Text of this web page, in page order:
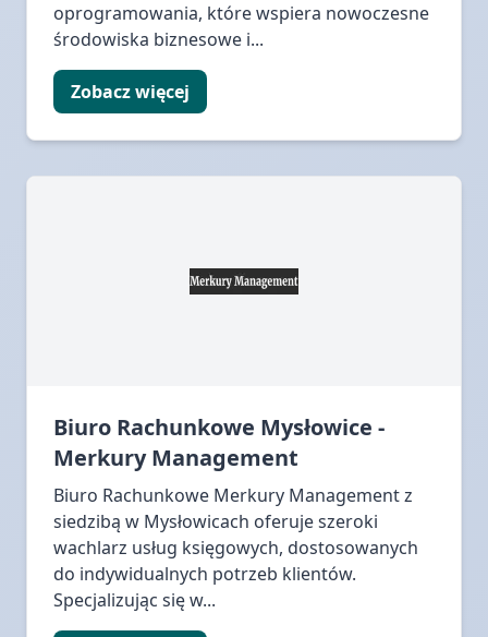
oprogramowania, które wspiera nowoczesne
środowiska biznesowe i...
Zobacz więcej
Biuro Rachunkowe Mysłowice -
Merkury Management
Biuro Rachunkowe Merkury Management z
siedzibą w Mysłowicach oferuje szeroki
wachlarz usług księgowych, dostosowanych
do indywidualnych potrzeb klientów.
Specjalizując się w...